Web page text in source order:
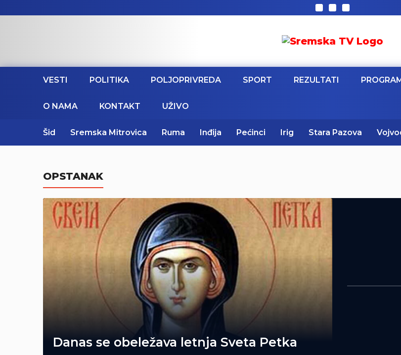
VESTI POLITIKA POLJOPRIVREDA SPORT REZULTATI
O NAMA KONTAKT UŽIVO
Šid Sremska Mitrovica Ruma Inđija Pećinci Irig Stara Pazova
OPSTANAK
Danas se obeležava letnja Sveta Petka